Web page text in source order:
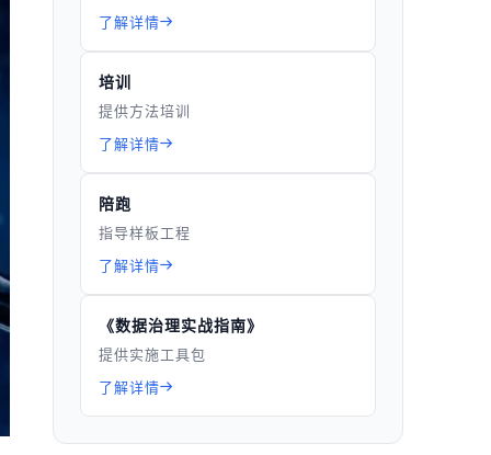
了解详情
培训
提供方法培训
了解详情
陪跑
指导样板工程
了解详情
《数据治理实战指南》
提供实施工具包
了解详情